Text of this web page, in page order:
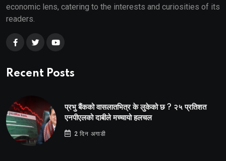
economic lens, catering to the interests and curiosities of its
readers.
Recent Posts
प्रभु बैंकको वासलातभित्र के लुकेको छ ? २५ प्रतिशत
एनपीएलको दाबीले मच्चायो हलचल
2 दिन अगाडी